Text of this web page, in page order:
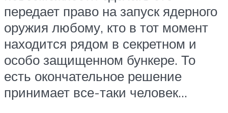
передает право на запуск ядерного
оружия любому, кто в тот момент
находится рядом в секретном и
особо защищенном бункере. То
есть окончательное решение
принимает все-таки человек…